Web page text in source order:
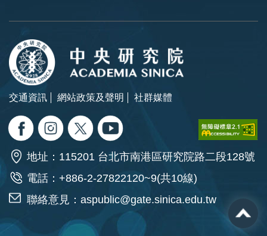
交通資訊 網站政策及聲明 社群媒體
地址：115201 台北市南港區研究院路二段128號
電話：+886-2-27822120~9(共10線)
聯絡意見： aspublic@gate.sinica.edu.tw